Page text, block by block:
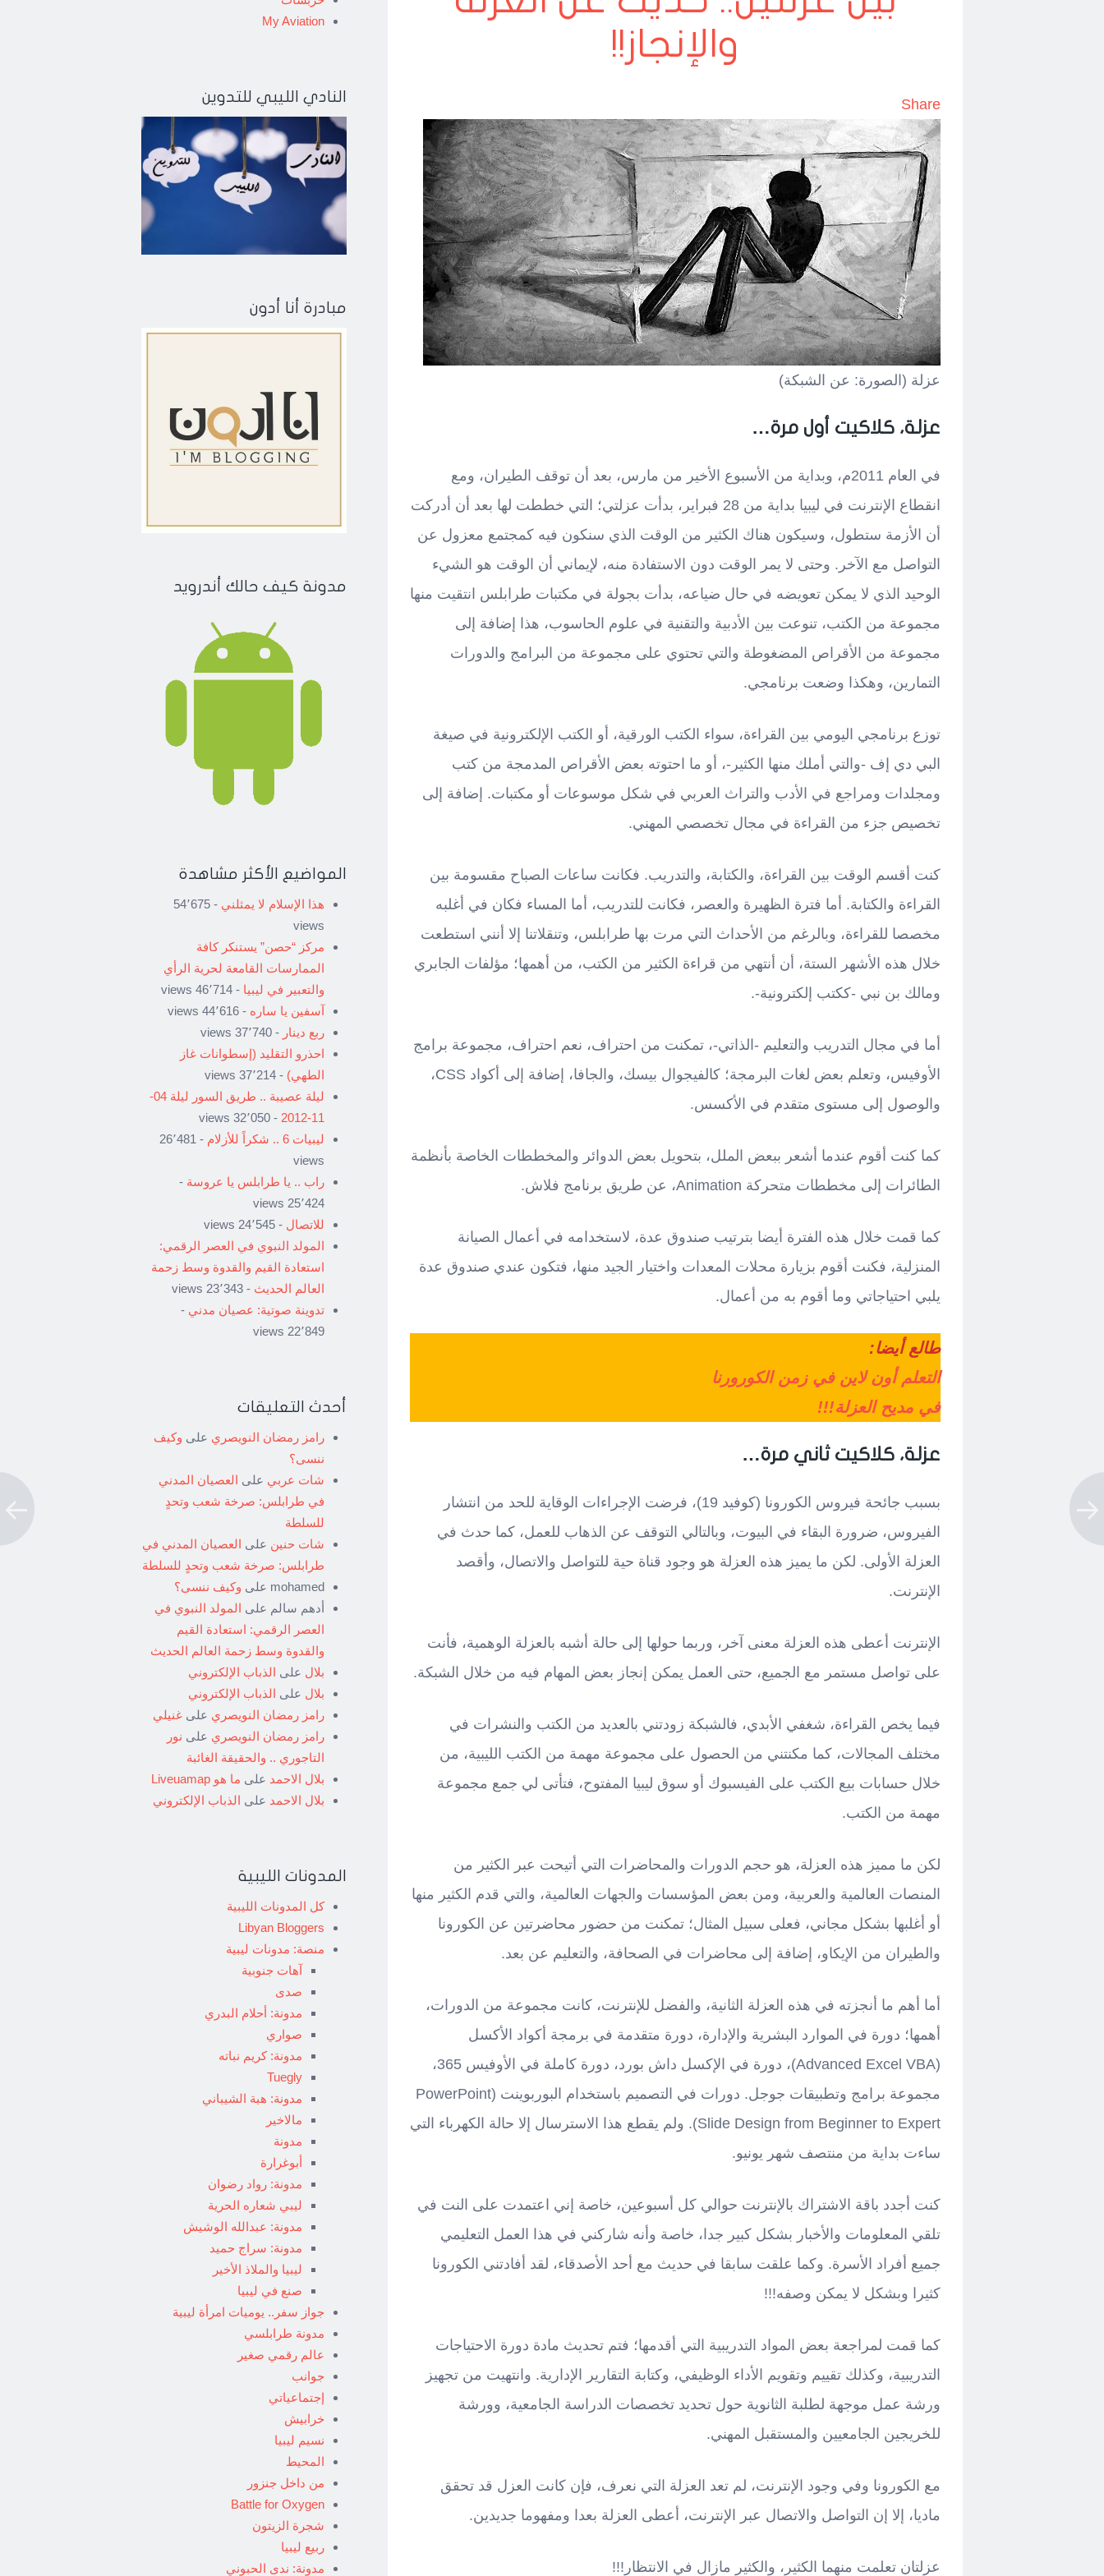
والإنجاز!!
Share
عزلة (الصورة: عن الشبكة)
عزلة، كلاكيت أول مرة…
في العام 2011م، وبداية من الأسبوع الأخير من مارس، بعد أن توقف الطيران، ومع
انقطاع الإنترنت في ليبيا بداية من 28 فبراير، بدأت عزلتي؛ التي خططت لها بعد أن أدركت
أن الأزمة ستطول، وسيكون هناك الكثير من الوقت الذي سنكون فيه كمجتمع معزول عن
التواصل مع الآخر. وحتى لا يمر الوقت دون الاستفادة منه، لإيماني أن الوقت هو الشيء
الوحيد الذي لا يمكن تعويضه في حال ضياعه، بدأت بجولة في مكتبات طرابلس انتقيت منها
مجموعة من الكتب، تنوعت بين الأدبية والتقنية في علوم الحاسوب، هذا إضافة إلى
مجموعة من الأقراص المضغوطة والتي تحتوي على مجموعة من البرامج والدورات
التمارين، وهكذا وضعت برنامجي.
توزع برنامجي اليومي بين القراءة، سواء الكتب الورقية، أو الكتب الإلكترونية في صيغة
البي دي إف -والتي أملك منها الكثير-، أو ما احتوته بعض الأقراص المدمجة من كتب
ومجلدات ومراجع في الأدب والتراث العربي في شكل موسوعات أو مكتبات. إضافة إلى
تخصيص جزء من القراءة في مجال تخصصي المهني.
كنت أقسم الوقت بين القراءة، والكتابة، والتدريب. فكانت ساعات الصباح مقسومة بين
القراءة والكتابة. أما فترة الظهيرة والعصر، فكانت للتدريب، أما المساء فكان في أغلبه
مخصصا للقراءة، وبالرغم من الأحداث التي مرت بها طرابلس، وتنقلاتنا إلا أنني استطعت
خلال هذه الأشهر الستة، أن أنتهي من قراءة الكثير من الكتب، من أهمها؛ مؤلفات الجابري
ومالك بن نبي -ككتب إلكترونية-.
أما في مجال التدريب والتعليم -الذاتي-، تمكنت من احتراف، نعم احتراف، مجموعة برامج
الأوفيس، وتعلم بعض لغات البرمجة؛ كالفيجوال بيسك، والجافا، إضافة إلى أكواد CSS،
والوصول إلى مستوى متقدم في الأكسس.
كما كنت أقوم عندما أشعر ببعض الملل، بتحويل بعض الدوائر والمخططات الخاصة بأنظمة
الطائرات إلى مخططات متحركة Animation، عن طريق برنامج فلاش.
كما قمت خلال هذه الفترة أيضا بترتيب صندوق عدة، لاستخدامه في أعمال الصيانة
المنزلية، فكنت أقوم بزيارة محلات المعدات واختيار الجيد منها، فتكون عندي صندوق عدة
يلبي احتياجاتي وما أقوم به من أعمال.
طالع أيضا:
التعلم أون لاين في زمن الكورورنا
في مديح العزلة!!!
عزلة، كلاكيت ثاني مرة…
بسبب جائحة فيروس الكورونا (كوفيد 19)، فرضت الإجراءات الوقاية للحد من انتشار
الفيروس، ضرورة البقاء في البيوت، وبالتالي التوقف عن الذهاب للعمل، كما حدث في
العزلة الأولى. لكن ما يميز هذه العزلة هو وجود قناة حية للتواصل والاتصال، وأقصد
الإنترنت.
الإنترنت أعطى هذه العزلة معنى آخر، وربما حولها إلى حالة أشبه بالعزلة الوهمية، فأنت
على تواصل مستمر مع الجميع، حتى العمل يمكن إنجاز بعض المهام فيه من خلال الشبكة.
فيما يخص القراءة، شغفي الأبدي، فالشبكة زودتني بالعديد من الكتب والنشرات في
مختلف المجالات، كما مكنتني من الحصول على مجموعة مهمة من الكتب الليبية، من
خلال حسابات بيع الكتب على الفيسبوك أو سوق ليبيا المفتوح، فتأتى لي جمع مجموعة
مهمة من الكتب.
لكن ما مميز هذه العزلة، هو حجم الدورات والمحاضرات التي أتيحت عبر الكثير من
المنصات العالمية والعربية، ومن بعض المؤسسات والجهات العالمية، والتي قدم الكثير منها
أو أغلبها بشكل مجاني، فعلى سبيل المثال؛ تمكنت من حضور محاضرتين عن الكورونا
والطيران من الإيكاو، إضافة إلى محاضرات في الصحافة، والتعليم عن بعد.
أما أهم ما أنجزته في هذه العزلة الثانية، والفضل للإنترنت، كانت مجموعة من الدورات،
أهمها؛ دورة في الموارد البشرية والإدارة، دورة متقدمة في برمجة أكواد الأكسل
(Advanced Excel VBA)، دورة في الإكسل داش بورد، دورة كاملة في الأوفيس 365،
مجموعة برامج وتطبيقات جوجل. دورات في التصميم باستخدام البوربوينت (PowerPoint
Slide Design from Beginner to Expert). ولم يقطع هذا الاسترسال إلا حالة الكهرباء التي
ساءت بداية من منتصف شهر يونيو.
كنت أجدد باقة الاشتراك بالإنترنت حوالي كل أسبوعين، خاصة إني اعتمدت على النت في
تلقي المعلومات والأخبار بشكل كبير جدا، خاصة وأنه شاركني في هذا العمل التعليمي
جميع أفراد الأسرة. وكما علقت سابقا في حديث مع أحد الأصدقاء، لقد أفادتني الكورونا
كثيرا وبشكل لا يمكن وصفه!!!
كما قمت لمراجعة بعض المواد التدريبية التي أقدمها؛ فتم تحديث مادة دورة الاحتياجات
التدريبية، وكذلك تقييم وتقويم الأداء الوظيفي، وكتابة التقارير الإدارية. وانتهيت من تجهيز
ورشة عمل موجهة لطلبة الثانوية حول تحديد تخصصات الدراسة الجامعية، وورشة
للخريجين الجامعيين والمستقبل المهني.
مع الكورونا وفي وجود الإنترنت، لم تعد العزلة التي نعرف، فإن كانت العزل قد تحقق
ماديا، إلا إن التواصل والاتصال عبر الإنترنت، أعطى العزلة بعدا ومفهوما جديدين.
عزلتان تعلمت منهما الكثير، والكثير مازال في الانتظار!!!
My Aviation
النادي الليبي للتدوين
مبادرة أنا أدون
مدونة كيف حالك أندرويد
المواضيع الأكثر مشاهدة
هذا الإسلام لا يمثلني
- 54٬675
views
مركز “حصن” يستنكر كافة
الممارسات القامعة لحرية الرأي
والتعبير في ليبيا - 46٬714 views
آسفين يا ساره - 44٬616 views
ربع دينار - 37٬740 views
احذرو التقليد (إسطوانات غاز
الطهي) - 37٬214 views
ليلة عصيبة .. طريق السور ليلة 04-
11-2012
- 32٬050 views
ليبيات 6 .. شكراً للأزلام
- 26٬481
views
راب .. يا طرابلس يا عروسة -
25٬424 views
للاتصال - 24٬545 views
المولد النبوي في العصر الرقمي:
استعادة القيم والقدوة وسط زحمة
العالم الحديث - 23٬343 views
تدوينة صوتية: عصيان مدني -
22٬849 views
أحدث التعليقات
رامز رمضان النويصري على وكيف
ننسى؟
شات عربي على العصيان المدني
في طرابلس: صرخة شعب وتحدٍ
للسلطة
شات حنين على العصيان المدني في
طرابلس: صرخة شعب وتحدٍ للسلطة
mohamed على وكيف ننسى؟
أدهم سالم على المولد النبوي في
العصر الرقمي: استعادة القيم
والقدوة وسط زحمة العالم الحديث
بلال على الذباب الإلكتروني
بلال على الذباب الإلكتروني
رامز رمضان النويصري على غنيلي
رامز رمضان النويصري على نور
التاجوري .. والحقيقة الغائبة
بلال الاحمد على ما هو Liveuamap
بلال الاحمد على الذباب الإلكتروني
المدونات الليبية
كل المدونات الليبية
Libyan Bloggers
منصة: مدونات ليبية
آهات جنوبية
صدى
مدونة: أحلام البدري
صواري
مدونة: كريم نباته
Tuegly
مدونة: هبة الشيباني
مالاخير
مدونة
أبوغرارة
مدونة: رواد رضوان
ليبي شعاره الحرية
مدونة: عبدالله الوشيش
مدونة: سراج حميد
ليبيا والملاذ الأخير
صنع في ليبيا
جواز سفر.. يوميات امرأة ليبية
مدونة طرابلسي
عالم رقمي صغير
جوانب
إجتماعياتي
خرابيش
نسيم ليبيا
المحيط
من داخل جنزور
Battle for Oxygen
شجرة الزيتون
ربيع ليبيا
مدونة: ندى الحبوني